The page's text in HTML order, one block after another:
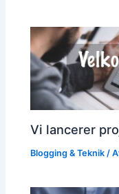
Vi lancerer
Blogging & Teknik /